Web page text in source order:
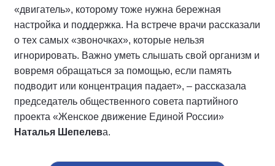
«двигатель», которому тоже нужна бережная
настройка и поддержка. На встрече врачи рассказали
о тех самых «звоночках», которые нельзя
игнорировать. Важно уметь слышать свой организм и
вовремя обращаться за помощью, если память
подводит или концентрация падает», – рассказала
председатель общественного совета партийного
проекта «Женское движение Единой России»
Наталья Шепелева.